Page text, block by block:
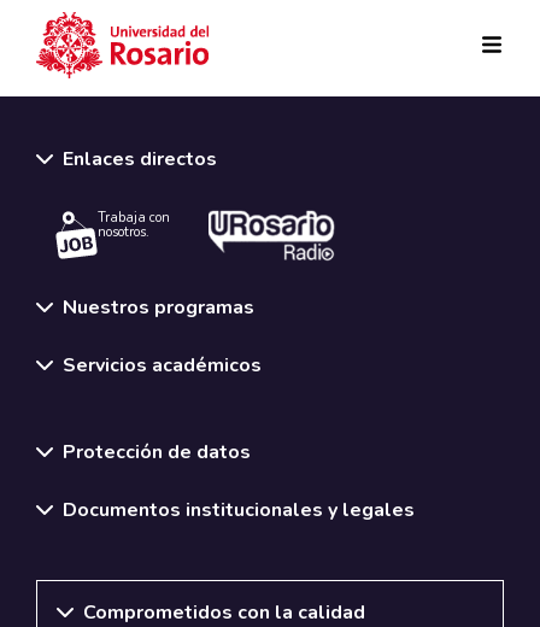
Enlaces directos
Trabaja con
nosotros.
Nuestros programas
Servicios académicos
Protección de datos
Documentos institucionales y legales
Comprometidos con la calidad